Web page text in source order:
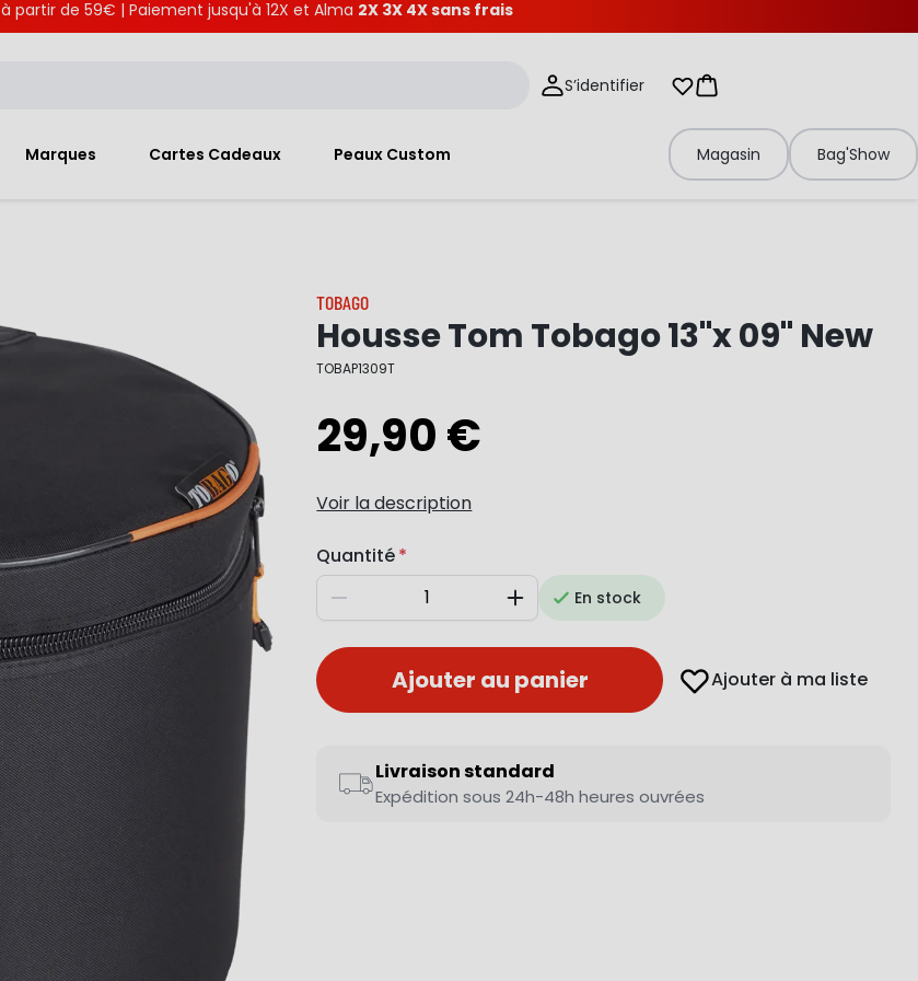
à partir de 59€ | Paiement jusqu'à 12X et Alma 2X 3X 4X sans frais
S’identifier Mes listes d'envies
Panier
Marques Cartes Cadeaux Peaux Custom Magasin Bag'Show
TOBAGO
Housse Tom Tobago 13"x 09" New
TOBAP1309T
29,90 €
Voir la description
Quantité
Diminuer AugmenterEn stock
Ajouter au panier Ajouter à ma liste
Livraison standard
Expédition sous 24h-48h heures ouvrées